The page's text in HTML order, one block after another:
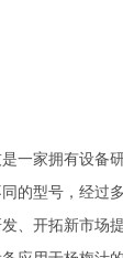
一家拥有设备
的型号，经过
、开拓新市场